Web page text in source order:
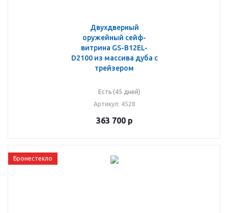
Двухдверный
оружейный сейф-
витрина GS-B12EL-
D2100 из массива дуба с
трейзером
Есть (45 дней)
Артикул: 4528
363 700р
Бронестекло